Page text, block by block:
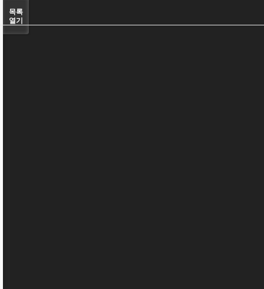
목록
열기